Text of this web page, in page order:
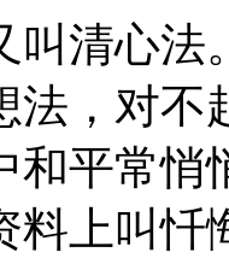
叫清心
法，对
和平常悄
料上叫忏